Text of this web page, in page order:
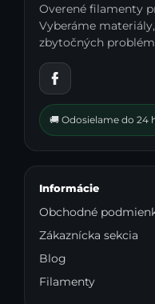
Overené filamenty
Vyberáme
zbytočných
🚚 Odosielame do 24
Informácie
Obchodné
Zákaznícka sekcia
Blog
Filamenty